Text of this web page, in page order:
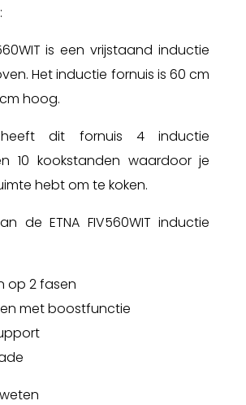
is een vrijstaand inductie
Het inductie fornuis is 60 cm
hoog.
heeft dit fornuis 4 inductie
10 kookstanden waardoor je
hebt om te koken.
de ETNA FIV560WIT inductie
op 2 fasen
met boostfunctie